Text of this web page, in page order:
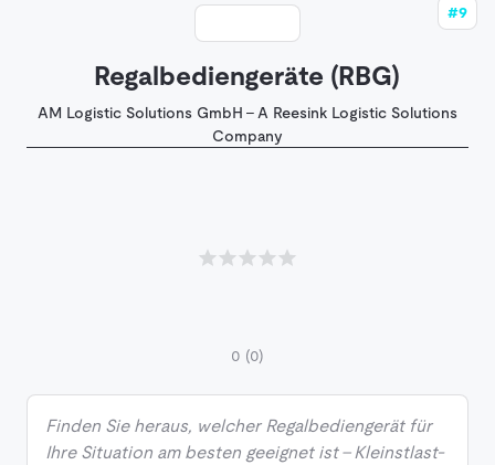
#9
Regalbediengeräte (RBG)
AM Logistic Solutions GmbH - A Reesink Logistic Solutions
Company
0 (0)
Finden Sie heraus, welcher Regalbediengerät für
Ihre Situation am besten geeignet ist – Kleinstlast-